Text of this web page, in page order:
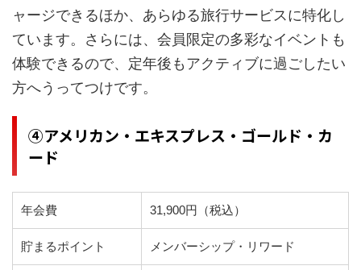
ャージできるほか、あらゆる旅行サービスに特化し
ています。さらには、会員限定の多彩なイベントも
体験できるので、定年後もアクティブに過ごしたい
方へうってつけです。
④アメリカン・エキスプレス・ゴールド・カ
ード
年会費 31,900円（税込）
貯まるポイント メンバーシップ・リワード